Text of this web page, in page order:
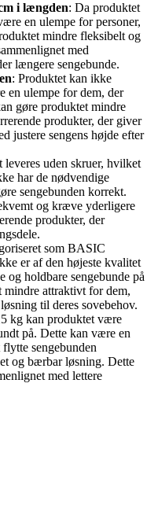
i længden: Da produktet
en ulempe for personer,
mindre fleksibelt og
med
længere sengebunde.
: Produktet kan ikke
en ulempe for dem, der
gøre produktet mindre
produkter, der giver
justere sengens højde efter
leveres uden skruer, hvilket
har de nødvendige
sengebunden korrekt.
og kræve yderligere
produkter, der
som BASIC
er af den højeste kvalitet
og holdbare sengebunde på
mindre attraktivt for dem,
til deres sovebehov.
kg kan produktet være
på. Dette kan være en
sengebunden
og bærbar løsning. Dette
med lettere